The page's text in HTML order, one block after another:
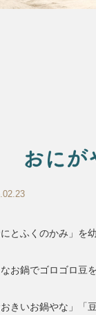
にがや
とふくのかみ」を
お鍋でゴロゴロ豆
おきいお鍋やな」「